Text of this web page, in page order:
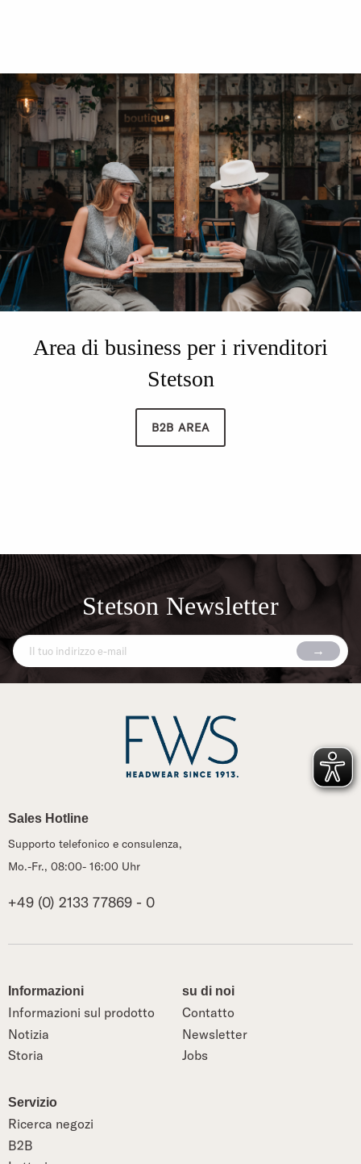
Area di business per i rivenditori
Stetson
B2B AREA
Stetson Newsletter
Informazioni
Informazioni sul prodotto
Notizia
Storia
su di noi
Contatto
Newsletter
Jobs
Servizio
Ricerca negozi
B2B
Sales Hotline
Supporto telefonico e consulenza,
Mo.-Fr., 08:00- 16:00 Uhr
+49 (0) 2133 77869 - 0